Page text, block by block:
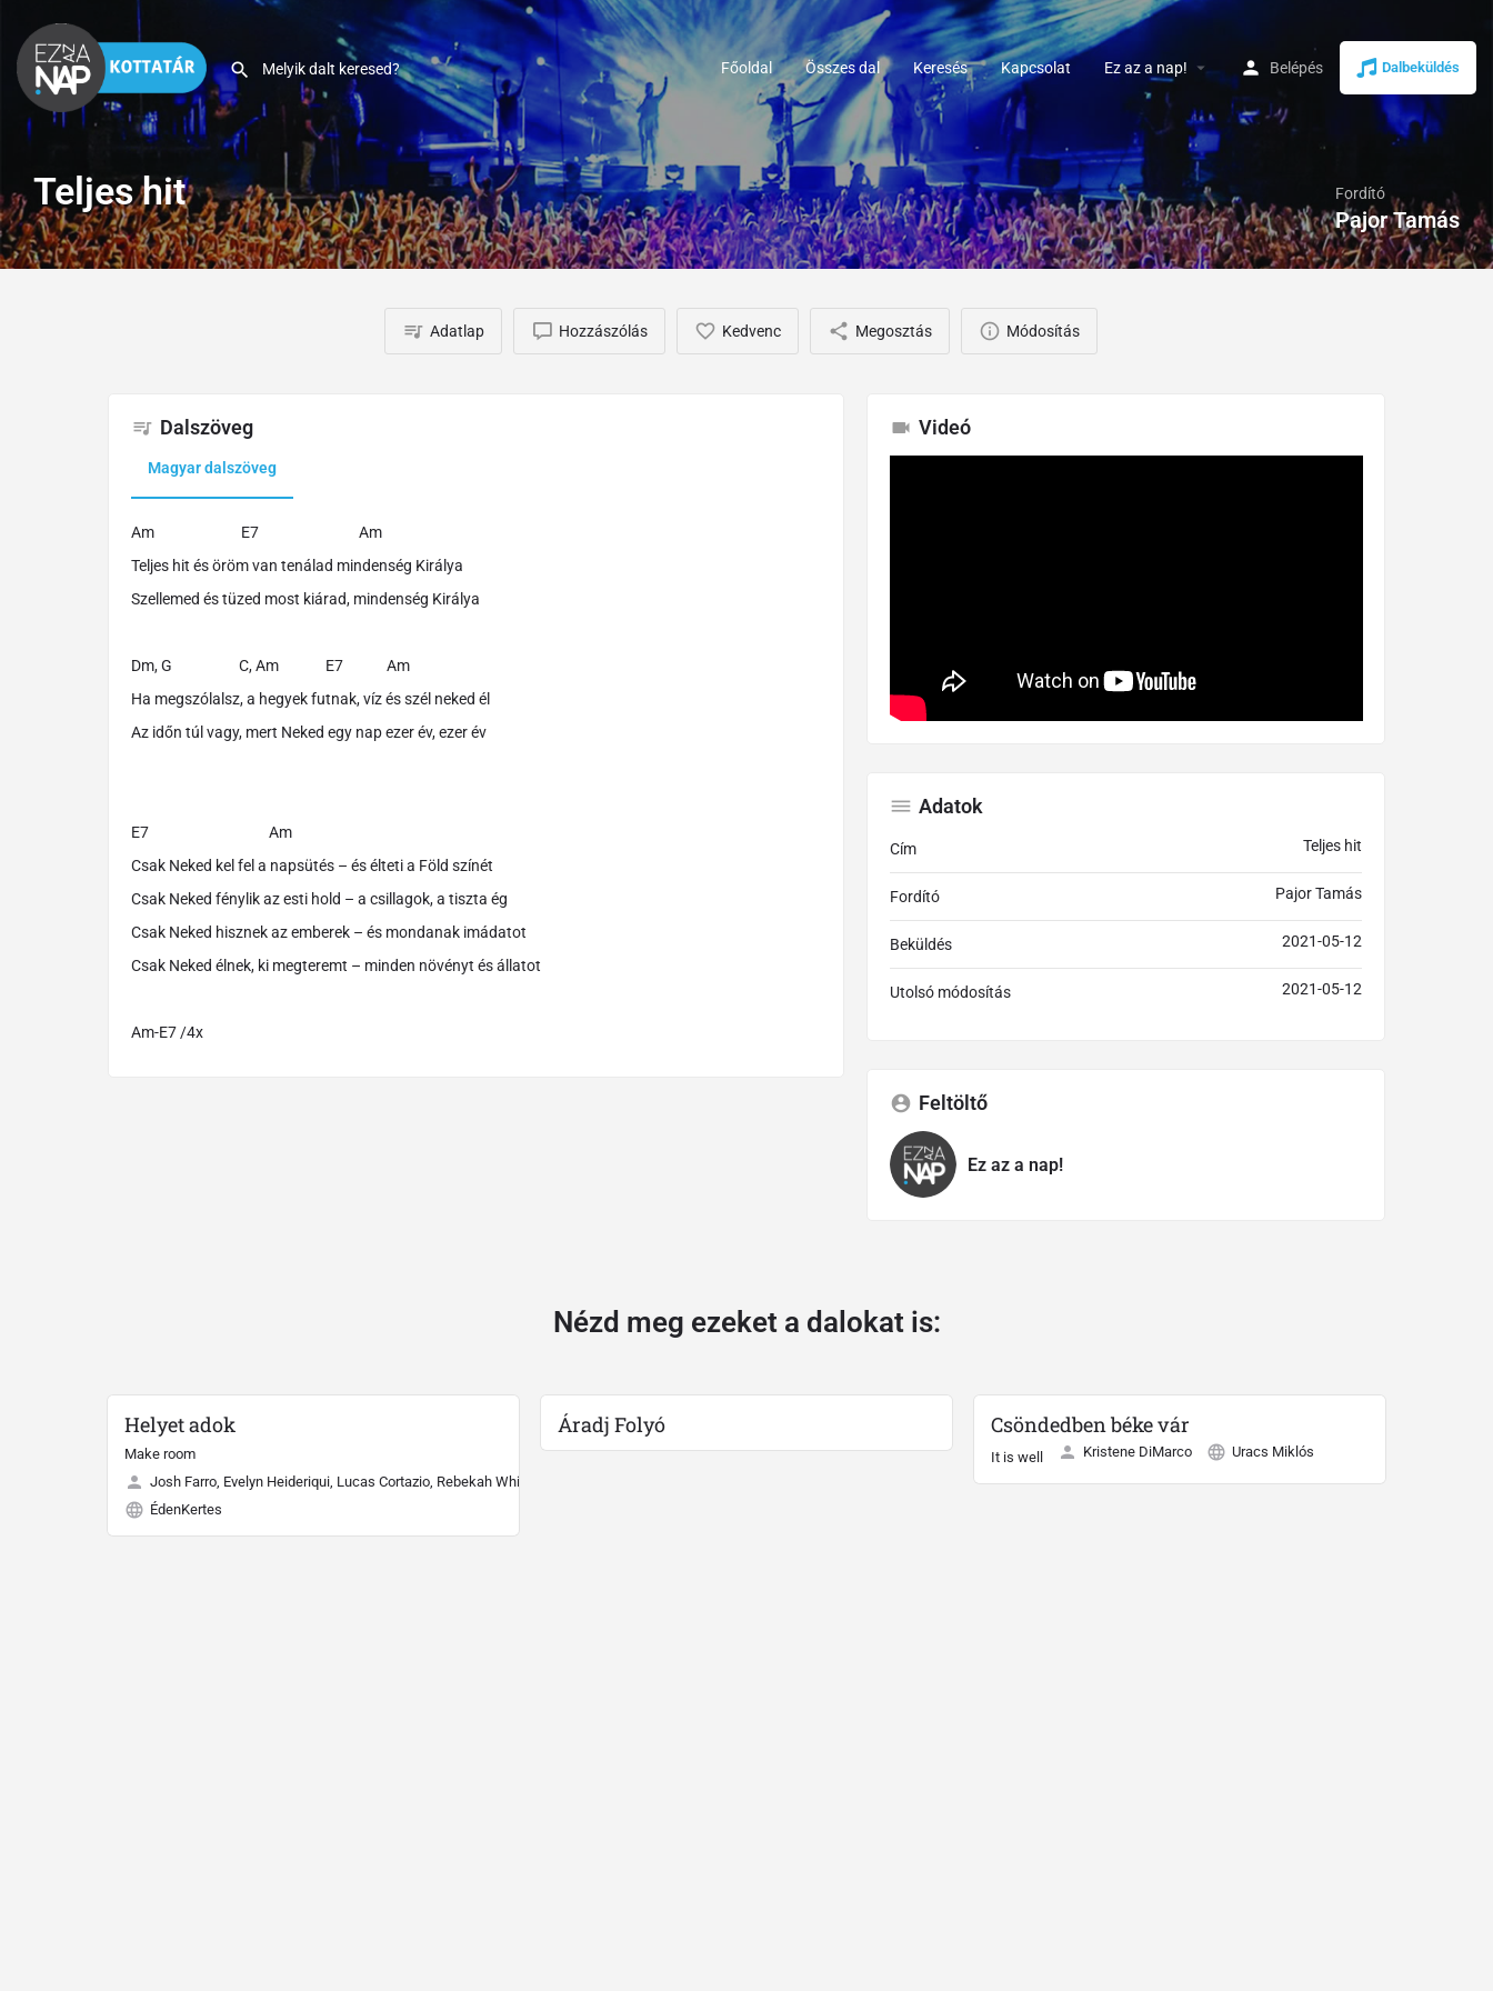
Főoldal Összes dal Keresés Kapcsolat Ez az a nap! arrow_drop_down Belépés Dalbeküldés
Teljes hit Fordító
Pajor Tamás
Adatlap Hozzászólás Kedvenc Megosztás Módosítás
Dalszöveg
Magyar dalszöveg
Am E7 Am
Teljes hit és öröm van tenálad mindenség Királya
Szellemed és tüzed most kiárad, mindenség Királya
Dm, G C, Am E7 Am
Ha megszólalsz, a hegyek futnak, víz és szél neked él
Az időn túl vagy, mert Neked egy nap ezer év, ezer év
E7 Am
Csak Neked kel fel a napsütés – és élteti a Föld színét
Csak Neked fénylik az esti hold – a csillagok, a tiszta ég
Csak Neked hisznek az emberek – és mondanak imádatot
Csak Neked élnek, ki megteremt – minden növényt és állatot
Am-E7 /4x
Videó
Adatok
Cím Teljes hit
Fordító Pajor Tamás
Beküldés 2021-05-12
Utolsó módosítás 2021-05-12
Feltöltő
Ez az a nap!
Nézd meg ezeket a dalokat is:
Helyet adok
Make room
Josh Farro, Evelyn Heideriqui, Lucas Cortazio, Rebekah White
ÉdenKertes
Áradj Folyó Csöndedben béke vár
It is well Kristene DiMarco Uracs Miklós